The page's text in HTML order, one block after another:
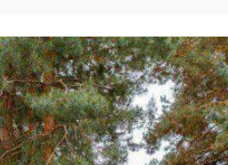
К
И
Й
О
Б
О
Л